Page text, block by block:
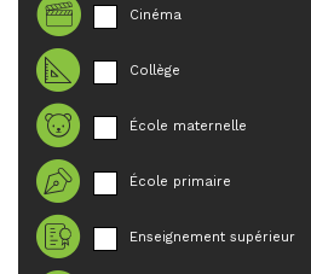
Cinéma
Collège
École maternelle
École primaire
Enseignement supérieur